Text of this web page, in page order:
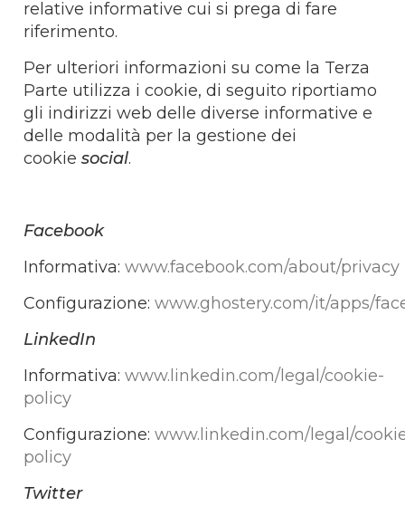
relative informative cui si prega di fare
riferimento.
Per ulteriori informazioni su come la Terza
Parte utilizza i cookie, di seguito riportiamo
gli indirizzi web delle diverse informative e
delle modalità per la gestione dei
cookiesocial.
Facebook
Informativa:www.facebook.com/about/privacy
Configurazione:www.ghostery.com/it/apps/
LinkedIn
Informativa:www.linkedin.com/legal/cookie-
policy
Configurazione:www.linkedin.com/legal/
policy
Twitter